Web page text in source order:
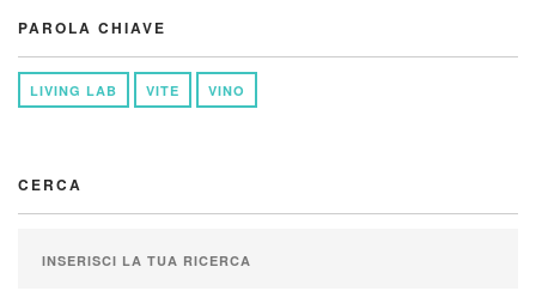
PAROLA CHIAVE
LIVING LAB VITE VINO
CERCA